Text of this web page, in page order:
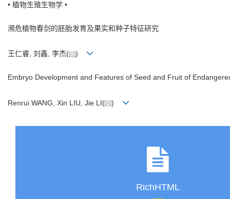
• 植物生殖生物学 •
濒危植物春剑的胚胎发育及果实和种子特征研究
王仁睿, 刘鑫, 李杰( )
Embryo Development and Features of Seed and Fruit of
Renrui WANG, Xin LIU, Jie LI( )
RichHTML